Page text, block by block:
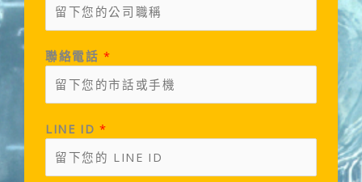
聯絡電話 *
LINE ID *